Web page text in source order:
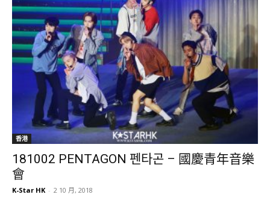
香港
181002 PENTAGON 펜타곤 – 國慶青年音樂
會
K-Star HK - 2 10 月, 2018